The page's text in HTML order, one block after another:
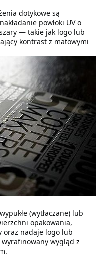
dotykowe są
powłoki UV o
— takie jak logo lub
kontrast z matowymi
(wytłaczane) lub
opakowania,
oraz nadaje logo lub
wygląd z